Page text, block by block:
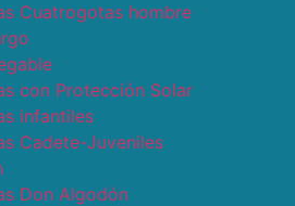
Cuatrogotas hombre
con Protección Solar
infantiles
Cadete-Juveniles
Don Algodón